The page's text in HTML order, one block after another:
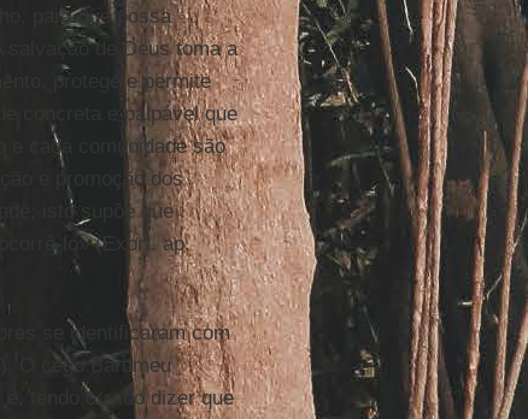
para que possa
salvação de Deus toma a
protege e permite
concreta e palpável que
e cada comunidade são
e promoção dos
isto supõe que
lo» (Exort. ap.
se identificaram com
O cego Bartimeu
tendo ouvido dizer que